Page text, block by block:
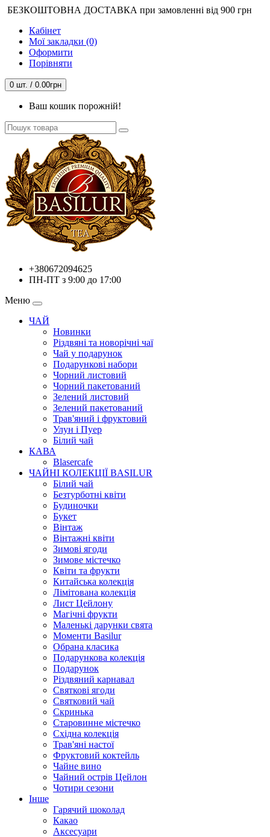
БЕЗКОШТОВНА ДОСТАВКА при замовленні від 900 грн
Кабінет
Мої закладки (0)
Оформити
Порівняти
0 шт. / 0.00грн
Ваш кошик порожній!
+380672094625
ПН-ПТ з 9:00 до 17:00
Меню
ЧАЙ
Новинки
Різдвяні та новорічні чаї
Чай у подарунок
Подарункові набори
Чорний листовий
Чорний пакетований
Зелений листовий
Зелений пакетований
Трав'яний і фруктовий
Улун і Пуер
Білий чай
КАВА
Blasercafe
ЧАЙНІ КОЛЕКЦІЇ BASILUR
Білий чай
Безтурботні квіти
Будиночки
Букет
Вінтаж
Вінтажні квіти
Зимові ягоди
Зимове містечко
Квіти та фрукти
Китайська колекція
Лімітована колекція
Лист Цейлону
Магічні фрукти
Маленькі дарунки свята
Моменти Basilur
Обрана класика
Подарункова колекція
Подарунок
Різдвяний карнавал
Святкові ягоди
Святковий чай
Скринька
Старовинне містечко
Східна колекція
Трав'яні настої
Фруктовий коктейль
Чайне вино
Чайний острів Цейлон
Чотири сезони
Інше
Гарячий шоколад
Какао
Аксесуари